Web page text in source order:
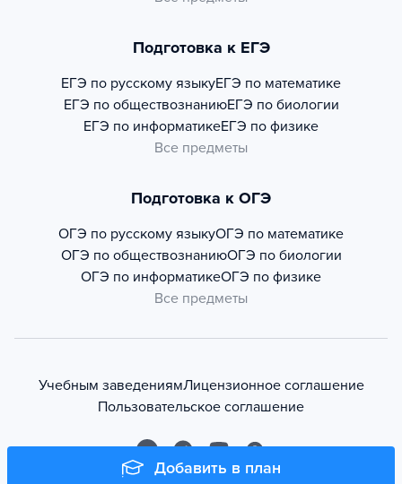
Добавить в план
Подготовка к ЕГЭ
ЕГЭ по русскому языкуЕГЭ по математике
ЕГЭ по обществознаниюЕГЭ по биологии
ЕГЭ по информатикеЕГЭ по физике
Все предметы
Подготовка к ОГЭ
ОГЭ по русскому языкуОГЭ по математике
ОГЭ по обществознаниюОГЭ по биологии
ОГЭ по информатикеОГЭ по физике
Все предметы
Учебным заведениямЛицензионное соглашение
Пользовательское соглашение